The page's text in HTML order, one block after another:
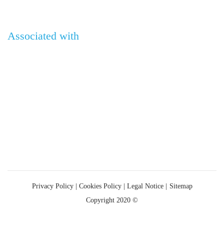
Associated with
Privacy Policy| Cookies Policy | Legal Notice | Sitemap
Copyright 2020 ©